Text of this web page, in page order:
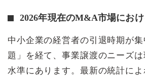
2026年現在のM&A市場にお
中小企業の経営者の引退時期が
題」を経て、事業譲渡のニーズ
水準にあります。最新の統計に